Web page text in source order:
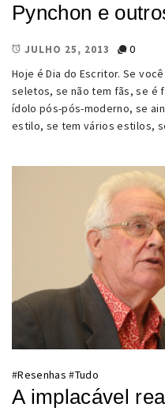
Pynchon e
JULHO 25, 2013
0
Hoje é Dia do Escritor. Se
seletos, se não tem fãs, se é
ídolo pós-pós-moderno, se
estilo, se tem vários estilos,
#Resenhas #Tudo
A implacável